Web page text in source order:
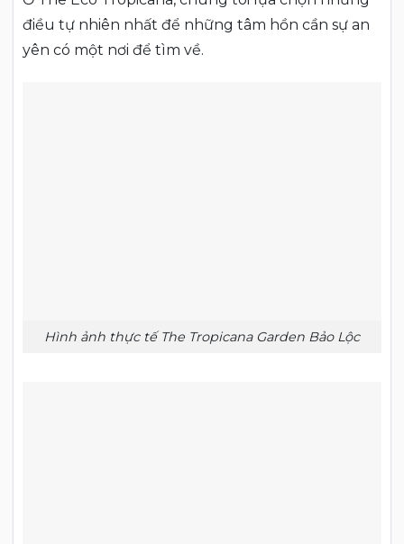
điều tự nhiên nhất để những tâm hồn cần sự an
yên có một nơi để tìm về.
Hình ảnh thực tế The Tropicana Garden Bảo Lộc